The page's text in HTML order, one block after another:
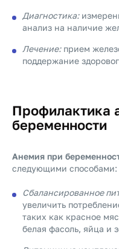
Диагностика:
анализ на наличие
Лечение:прием
поддержание
Профилактика
беременности
Анемия при
следующими способами:
Сбалансированное
увеличить
таких как красное
белая фасоль, яйца и